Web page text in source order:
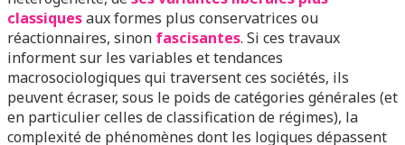
classiquesaux formes plus conservatrices ou
réactionnaires, sinon fascisantes. Si ces travaux
informent sur les variables et tendances
macrosociologiques qui traversent ces sociétés, ils
peuvent écraser, sous le poids de catégories générales (et
en particulier celles de classification de régimes), la
complexité de phénomènes dont les logiques dépassent